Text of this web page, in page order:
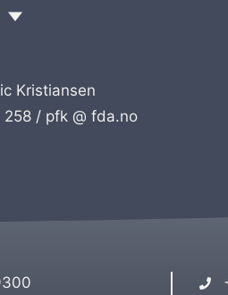
Kristiansen
258 / pfk @ fda.no